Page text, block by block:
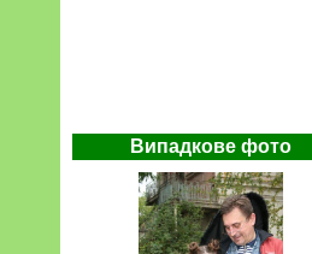
Випадкове фото